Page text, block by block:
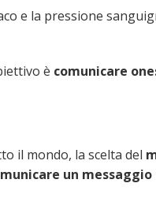
e la pressione
è comunicare
il mondo, la scelta del
un